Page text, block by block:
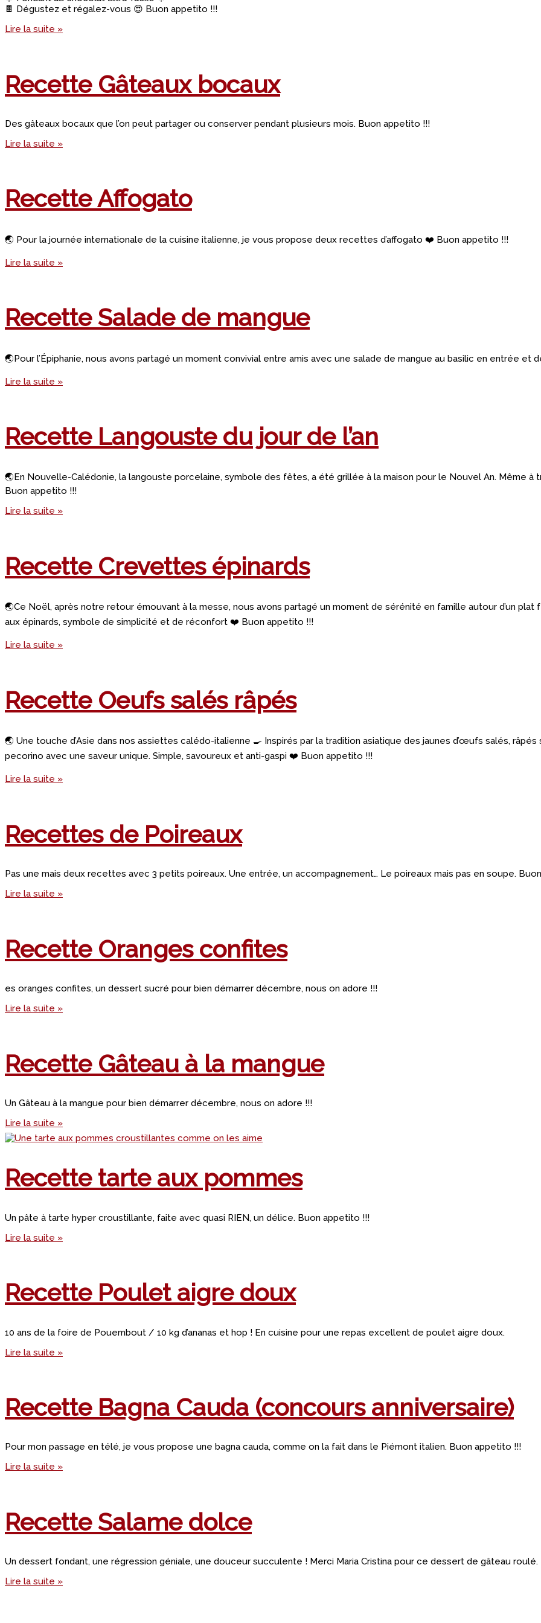
🍫 Dégustez et régalez-vous 😍 Buon appetito !!!
Lire la suite »
Recette Gâteaux bocaux
Des gâteaux bocaux que l’on peut partager ou conserver pendant plusieurs mois. Buon appetito !!!
Lire la suite »
Recette Affogato
🌏 Pour la journée internationale de la cuisine italienne, je vous propose deux recettes d’affogato ❤️ Buon appetito !!!
Lire la suite »
Recette Salade de mangue
🌏Pour l’Épiphanie, nous avons partagé un moment convivial entre amis avec une salade de mangue au basilic en entrée
Lire la suite »
Recette Langouste du jour de l’an
🌏En Nouvelle-Calédonie, la langouste porcelaine, symbole des fêtes, a été grillée à la maison pour le Nouvel An. Même
Buon appetito !!!
Lire la suite »
Recette Crevettes épinards
🌏Ce Noël, après notre retour émouvant à la messe, nous avons partagé un moment de sérénité en famille autour d’un
aux épinards, symbole de simplicité et de réconfort ❤️ Buon appetito !!!
Lire la suite »
Recette Oeufs salés râpés
🌏 Une touche d’Asie dans nos assiettes calédo-italienne 🍳 Inspirés par la tradition asiatique des jaunes d’œufs salés,
pecorino avec une saveur unique. Simple, savoureux et anti-gaspi ❤️ Buon appetito !!!
Lire la suite »
Recettes de Poireaux
Pas une mais deux recettes avec 3 petits poireaux. Une entrée, un accompagnement… Le poireaux mais pas en soupe.
Lire la suite »
Recette Oranges confites
es oranges confites, un dessert sucré pour bien démarrer décembre, nous on adore !!!
Lire la suite »
Recette Gâteau à la mangue
Un Gâteau à la mangue pour bien démarrer décembre, nous on adore !!!
Lire la suite »
Recette tarte aux pommes
Un pâte à tarte hyper croustillante, faite avec quasi RIEN, un délice. Buon appetito !!!
Lire la suite »
Recette Poulet aigre doux
10 ans de la foire de Pouembout / 10 kg d’ananas et hop ! En cuisine pour une repas excellent de poulet aigre doux.
Lire la suite »
Recette Bagna Cauda (concours anniversaire)
Pour mon passage en télé, je vous propose une bagna cauda, comme on la fait dans le Piémont italien. Buon appetito !!!
Lire la suite »
Recette Salame dolce
Un dessert fondant, une régression géniale, une douceur succulente ! Merci Maria Cristina pour ce dessert de gâteau roulé.
Lire la suite »